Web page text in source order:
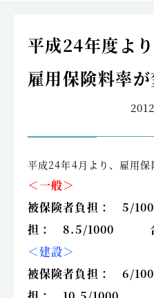
平成24年度よ
雇用保険料率が
平成24年4月より、雇用保
＜一般＞
被保険者負担：
担： 8.5/1000 合
＜建設＞
被保険者負担：